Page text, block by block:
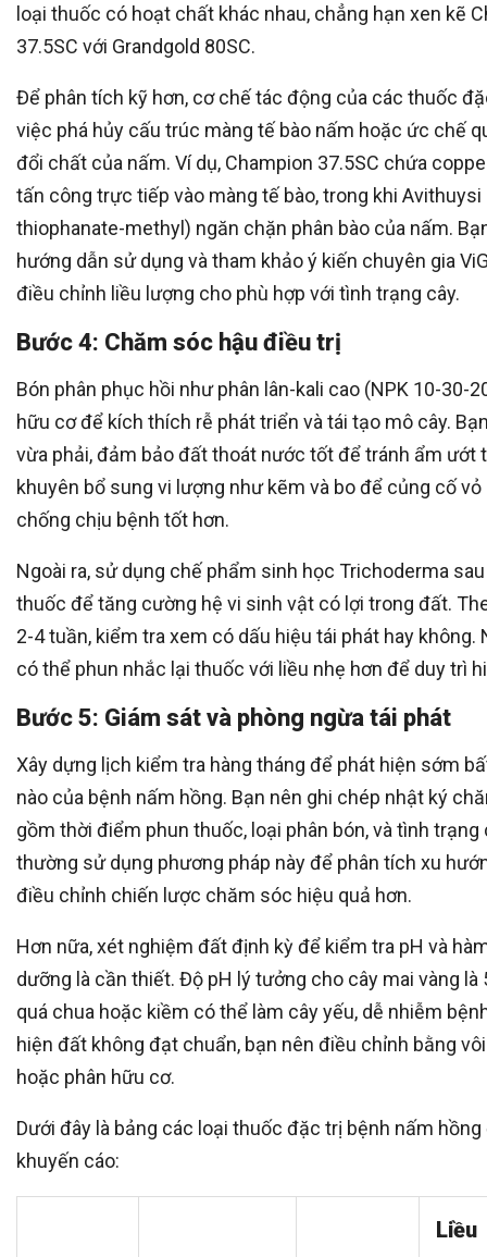
loại thuốc có hoạt chất khác nhau, chẳng hạn xen kẽ
37.5SC với Grandgold 80SC.
Để phân tích kỹ hơn, cơ chế tác động của các thuốc
việc phá hủy cấu trúc màng tế bào nấm hoặc ức chế
đổi chất của nấm. Ví dụ, Champion 37.5SC chứa
tấn công trực tiếp vào màng tế bào, trong khi Avithuysi
thiophanate-methyl) ngăn chặn phân bào của nấm.
hướng dẫn sử dụng và tham khảo ý kiến chuyên gia
điều chỉnh liều lượng cho phù hợp với tình trạng cây.
Bước 4: Chăm sóc hậu điều trị
Bón phân phục hồi như phân lân-kali cao (NPK 10-30-
hữu cơ để kích thích rễ phát triển và tái tạo mô cây.
vừa phải, đảm bảo đất thoát nước tốt để tránh ẩm ướt
khuyên bổ sung vi lượng như kẽm và bo để củng cố vỏ
chống chịu bệnh tốt hơn.
Ngoài ra, sử dụng chế phẩm sinh học Trichoderma
thuốc để tăng cường hệ vi sinh vật có lợi trong đất.
2-4 tuần, kiểm tra xem có dấu hiệu tái phát hay không.
có thể phun nhắc lại thuốc với liều nhẹ hơn để duy trì
Bước 5: Giám sát và phòng ngừa tái phát
Xây dựng lịch kiểm tra hàng tháng để phát hiện sớm
nào của bệnh nấm hồng. Bạn nên ghi chép nhật ký
gồm thời điểm phun thuốc, loại phân bón, và tình trạng
thường sử dụng phương pháp này để phân tích xu
điều chỉnh chiến lược chăm sóc hiệu quả hơn.
Hơn nữa, xét nghiệm đất định kỳ để kiểm tra pH và
dưỡng là cần thiết. Độ pH lý tưởng cho cây mai vàng là
quá chua hoặc kiềm có thể làm cây yếu, dễ nhiễm
hiện đất không đạt chuẩn, bạn nên điều chỉnh bằng
hoặc phân hữu cơ.
Dưới đây là bảng các loại thuốc đặc trị bệnh nấm
khuyến cáo:
Liều